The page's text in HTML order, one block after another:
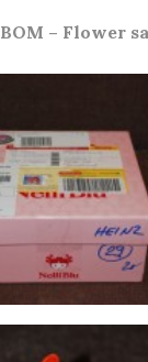
BOM – Flower